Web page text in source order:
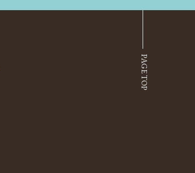
PAGE TOP